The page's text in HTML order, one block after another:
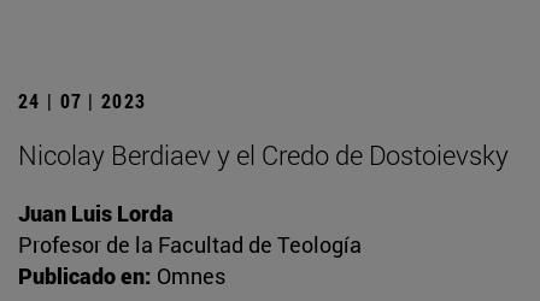
24 | 07 | 2023
Nicolay Berdiaev y el Credo de Dostoievsky
Juan Luis Lorda
Profesor de la Facultad de Teología
Publicado en: Omnes